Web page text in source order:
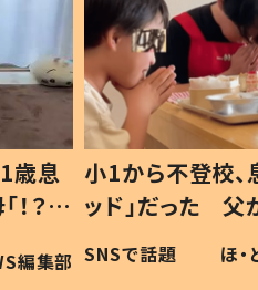
歳息
？」
編集部
小1から不登校、
ッド」だった 父
作り続ける理
#令和の子
SNSで話題 ほ